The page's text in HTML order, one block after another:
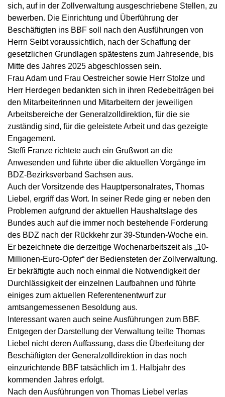
sich, auf in der Zollverwaltung ausgeschriebene Stellen, zu
bewerben. Die Einrichtung und Überführung der
Beschäftigten ins BBF soll nach den Ausführungen von
Herrn Seibt voraussichtlich, nach der Schaffung der
gesetzlichen Grundlagen spätestens zum Jahresende, bis
Mitte des Jahres 2025 abgeschlossen sein.
Frau Adam und Frau Oestreicher sowie Herr Stolze und
Herr Herdegen bedankten sich in ihren Redebeiträgen bei
den Mitarbeiterinnen und Mitarbeitern der jeweiligen
Arbeitsbereiche der Generalzolldirektion, für die sie
zuständig sind, für die geleistete Arbeit und das gezeigte
Engagement.
Steffi Franze richtete auch ein Grußwort an die
Anwesenden und führte über die aktuellen Vorgänge im
BDZ-Bezirksverband Sachsen aus.
Auch der Vorsitzende des Hauptpersonalrates, Thomas
Liebel, ergriff das Wort. In seiner Rede ging er neben den
Problemen aufgrund der aktuellen Haushaltslage des
Bundes auch auf die immer noch bestehende Forderung
des BDZ nach der Rückkehr zur 39-Stunden-Woche ein.
Er bezeichnete die derzeitige Wochenarbeitszeit als „10-
Millionen-Euro-Opfer“ der Bediensteten der Zollverwaltung.
Er bekräftigte auch noch einmal die Notwendigkeit der
Durchlässigkeit der einzelnen Laufbahnen und führte
einiges zum aktuellen Referentenentwurf zur
amtsangemessenen Besoldung aus.
Interessant waren auch seine Ausführungen zum BBF.
Entgegen der Darstellung der Verwaltung teilte Thomas
Liebel nicht deren Auffassung, dass die Überleitung der
Beschäftigten der Generalzolldirektion in das noch
einzurichtende BBF tatsächlich im 1. Halbjahr des
kommenden Jahres erfolgt.
Nach den Ausführungen von Thomas Liebel verlas